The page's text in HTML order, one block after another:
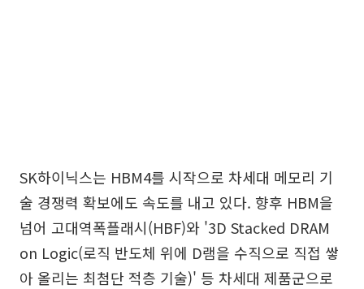
SK하이닉스는 HBM4를 시작으로 차세대 메모리 기
술 경쟁력 확보에도 속도를 내고 있다. 향후 HBM을
넘어 고대역폭플래시(HBF)와 '3D Stacked DRAM
on Logic(로직 반도체 위에 D램을 수직으로 직접 쌓
아 올리는 최첨단 적층 기술)' 등 차세대 제품군으로